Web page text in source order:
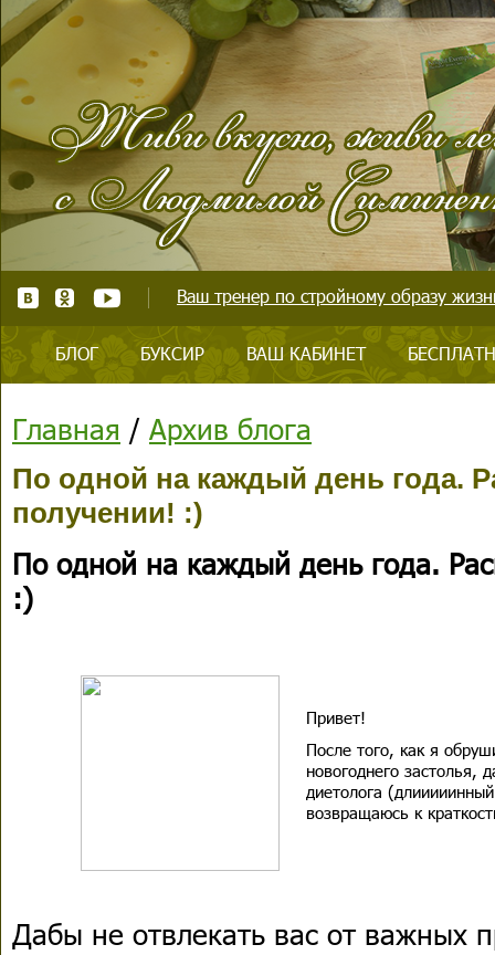
Ваш тренер по стройному образу
БЛОГ БУКСИР ВАШ КАБИНЕТ
Главная / Архив блога
По одной на каждый день года.
получении! :)
По одной на каждый день года.
:)
Привет!
После того, как я
новогоднего застолья,
диетолога
возвращаюсь к
Дабы не отвлекать вас от важных